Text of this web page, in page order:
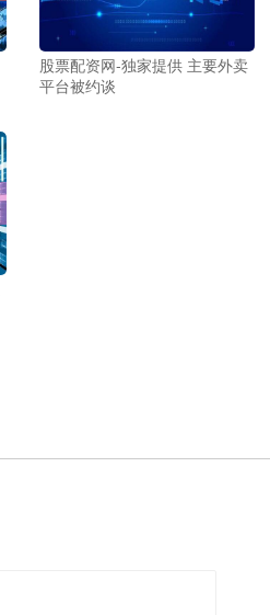
股票配资网-独家提供 主要外卖
平台被约谈